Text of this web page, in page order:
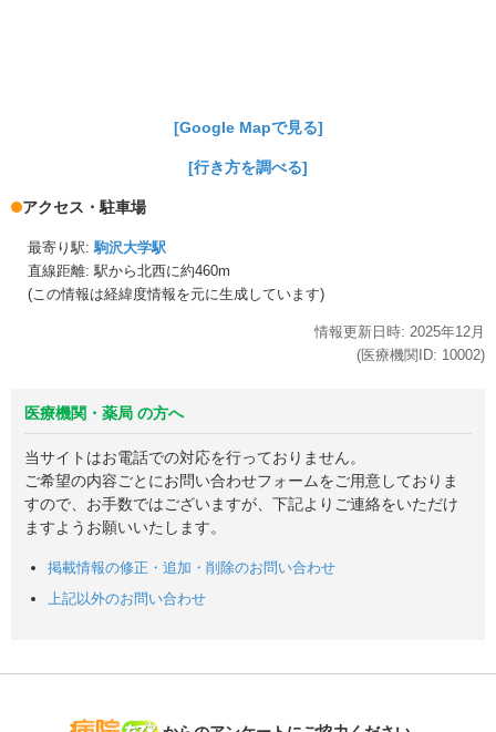
[Google Mapで見る]
[行き方を調べる]
アクセス・駐車場
最寄り駅: 駒沢大学駅
直線距離: 駅から北西に約460m
(この情報は経緯度情報を元に生成しています)
情報更新日時: 2025年12月
(医療機関ID: 10002)
医療機関・薬局 の方へ
当サイトはお電話での対応を行っておりません。
ご希望の内容ごとにお問い合わせフォームをご用意しておりま
すので、お手数ではございますが、下記よりご連絡をいただけ
ますようお願いいたします。
掲載情報の修正・追加・削除のお問い合わせ
上記以外のお問い合わせ